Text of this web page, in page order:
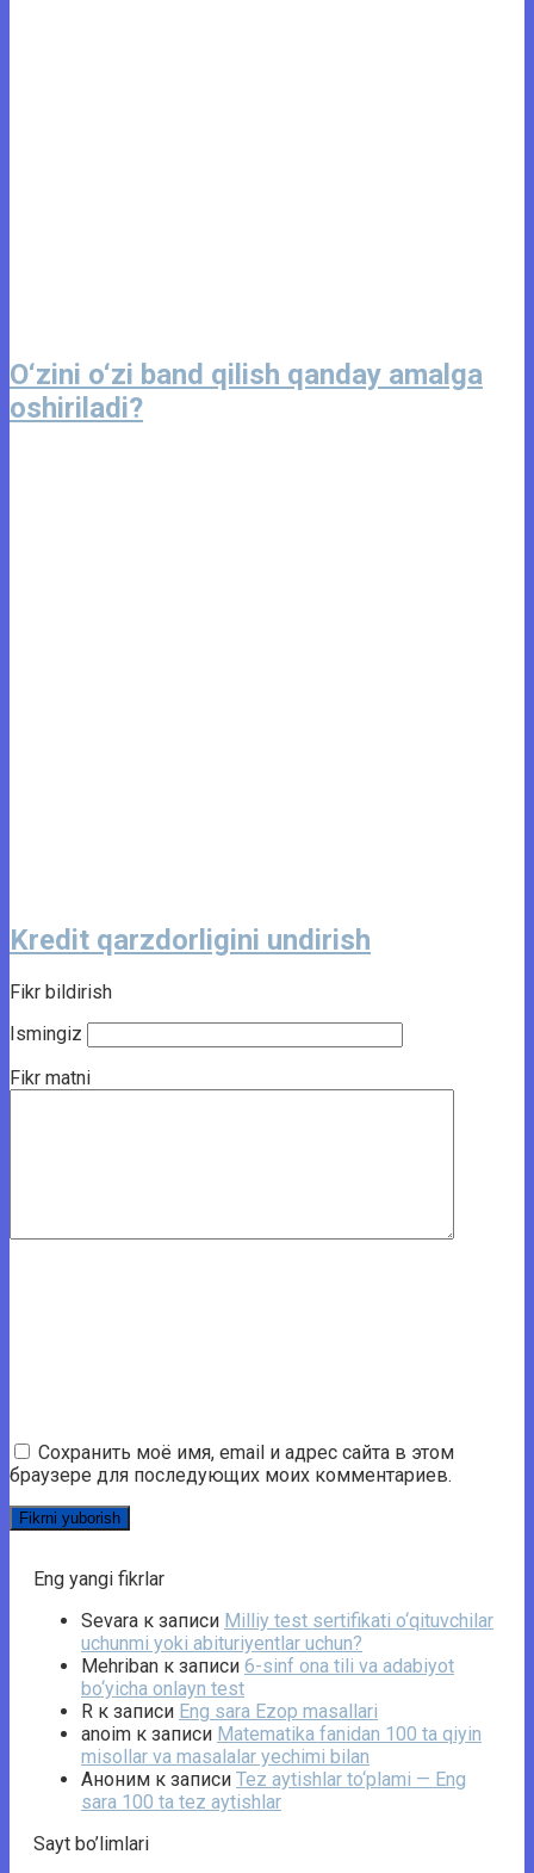
O‘zini o‘zi band qilish qanday amalga
oshiriladi?
Kredit qarzdorligini undirish
Fikr bildirish
Ismingiz
Fikr matni
Сохранить моё имя, email и адрес сайта в этом
браузере для последующих моих комментариев.
Eng yangi fikrlar
Sevara к записи Milliy test sertifikati o‘qituvchilar
uchunmi yoki abituriyentlar uchun?
Mehriban к записи 6-sinf ona tili va adabiyot
bo‘yicha onlayn test
R к записи Eng sara Ezop masallari
anoim к записи Matematika fanidan 100 ta qiyin
misollar va masalalar yechimi bilan
Аноним к записи Tez aytishlar to‘plami — Eng
sara 100 ta tez aytishlar
Sayt bo’limlari